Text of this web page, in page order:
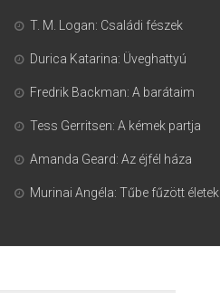
T. M. Logan: Családi fészek
Durica Katarina: Üveghattyú
Fredrik Backman: A barátaim
Tess Gerritsen: A kémek partja
Amanda Geard: Az éjfél háza
Murinai Angéla: Tűbe fűzött életek